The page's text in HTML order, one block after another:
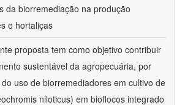
da biorremediação na produção
e hortaliças
proposta tem como objetivo contribuir
sustentável da agropecuária, por
uso de biorremediadores em cultivo de
niloticus) em bioflocos integrado